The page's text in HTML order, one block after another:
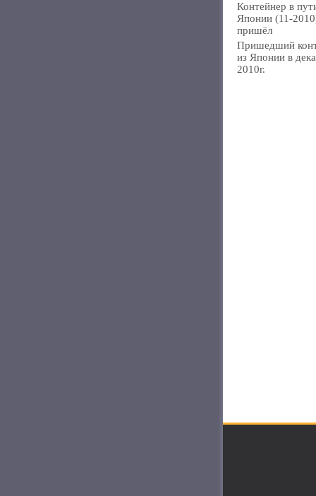
Контейнер в
Японии (11-
пришёл
Пришедший
из Японии в
2010г.